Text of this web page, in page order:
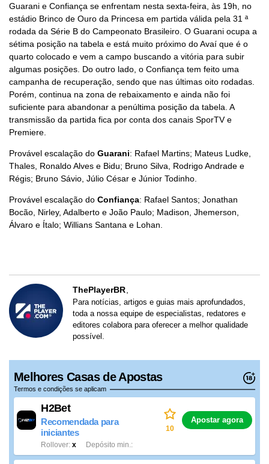
Guarani e Confiança se enfrentam nesta sexta-feira, às 19h, no
estádio Brinco de Ouro da Princesa em partida válida pela 31 ª
rodada da Série B do Campeonato Brasileiro. O Guarani ocupa a
sétima posição na tabela e está muito próximo do Avaí que é o
quarto colocado e vem a campo buscando a vitória para subir
algumas posições. Do outro lado, o Confiança tem feito uma
campanha de recuperação, sendo que nas últimas oito rodadas.
Porém, continua na zona de rebaixamento e ainda não foi
suficiente para abandonar a penúltima posição da tabela. A
transmissão da partida fica por conta dos canais SporTV e
Premiere.
Provável escalação do Guarani: Rafael Martins; Mateus Ludke,
Thales, Ronaldo Alves e Bidu; Bruno Silva, Rodrigo Andrade e
Régis; Bruno Sávio, Júlio César e Júnior Todinho.
Provável escalação do Confiança: Rafael Santos; Jonathan
Bocão, Nirley, Adalberto e João Paulo; Madison, Jhemerson,
Álvaro e Ítalo; Willians Santana e Lohan.
ThePlayerBR
Para notícias, artigos e guias mais aprofundados,
toda a nossa equipe de especialistas, redatores e
editores colabora para oferecer a melhor qualidade
possível.
Melhores Casas de Apostas
Termos e condições se aplicam
H2Bet
Recomendada para
iniciantes
x
Rollover Depósito min.
10
Apostar agora